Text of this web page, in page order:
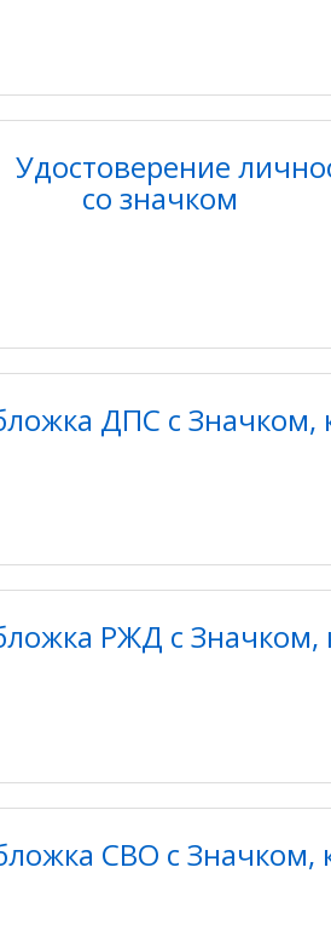
Удостоверение
со значком
ДПС с Значком,
РЖД с Значком,
СВО с Значком,